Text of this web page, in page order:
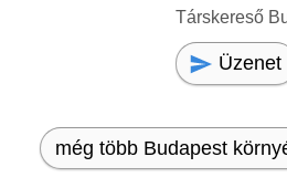
Társkereső
Üzenet
még több Budapest